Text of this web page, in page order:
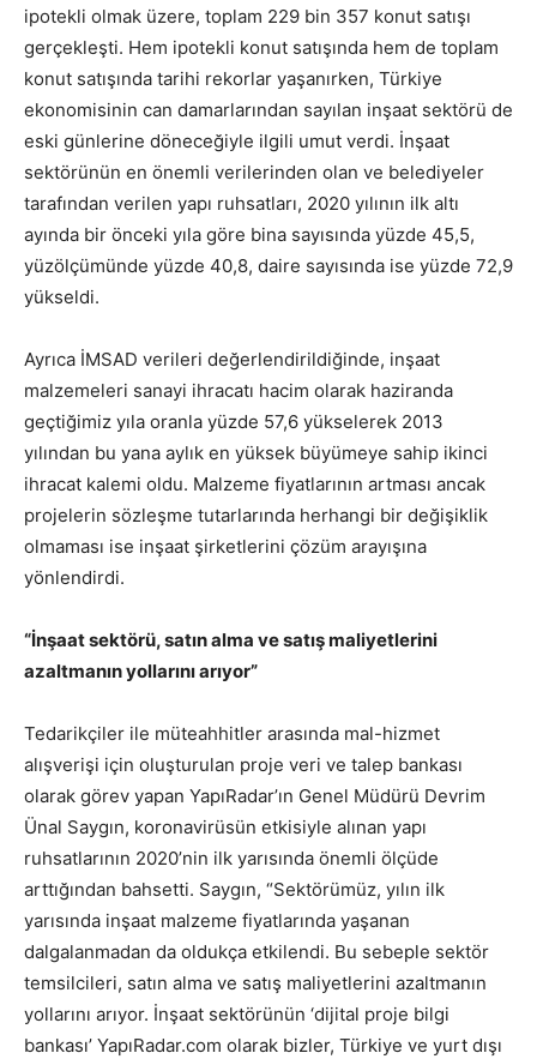
ipotekli olmak üzere, toplam 229 bin 357 konut satışı
gerçekleşti. Hem ipotekli konut satışında hem de toplam
konut satışında tarihi rekorlar yaşanırken, Türkiye
ekonomisinin can damarlarından sayılan inşaat sektörü de
eski günlerine döneceğiyle ilgili umut verdi. İnşaat
sektörünün en önemli verilerinden olan ve belediyeler
tarafından verilen yapı ruhsatları, 2020 yılının ilk altı
ayında bir önceki yıla göre bina sayısında yüzde 45,5,
yüzölçümünde yüzde 40,8, daire sayısında ise yüzde 72,9
yükseldi.
Ayrıca İMSAD verileri değerlendirildiğinde, inşaat
malzemeleri sanayi ihracatı hacim olarak haziranda
geçtiğimiz yıla oranla yüzde 57,6 yükselerek 2013
yılından bu yana aylık en yüksek büyümeye sahip ikinci
ihracat kalemi oldu. Malzeme fiyatlarının artması ancak
projelerin sözleşme tutarlarında herhangi bir değişiklik
olmaması ise inşaat şirketlerini çözüm arayışına
yönlendirdi.
“İnşaat sektörü, satın alma ve satış maliyetlerini
azaltmanın yollarını arıyor”
Tedarikçiler ile müteahhitler arasında mal-hizmet
alışverişi için oluşturulan proje veri ve talep bankası
olarak görev yapan YapıRadar’ın Genel Müdürü Devrim
Ünal Saygın, koronavirüsün etkisiyle alınan yapı
ruhsatlarının 2020’nin ilk yarısında önemli ölçüde
arttığından bahsetti. Saygın, “Sektörümüz, yılın ilk
yarısında inşaat malzeme fiyatlarında yaşanan
dalgalanmadan da oldukça etkilendi. Bu sebeple sektör
temsilcileri, satın alma ve satış maliyetlerini azaltmanın
yollarını arıyor. İnşaat sektörünün ‘dijital proje bilgi
bankası’ YapıRadar.com olarak bizler, Türkiye ve yurt dışı